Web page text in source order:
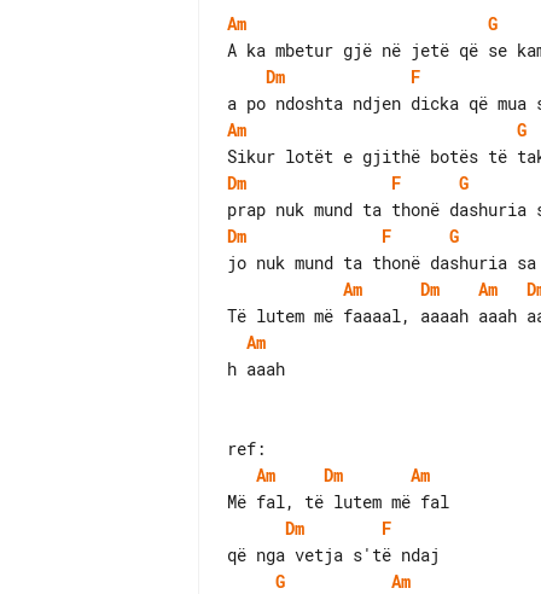
Am G
Dm F
Am G
Dm F G
Dm F G
Am Dm Am
Am
h aaah
Am
Dm
Am
Dm
F
G
Am